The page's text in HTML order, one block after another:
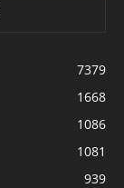
7379
1668
1086
1081
939